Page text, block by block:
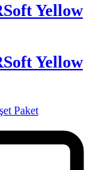
Yellow
Yellow